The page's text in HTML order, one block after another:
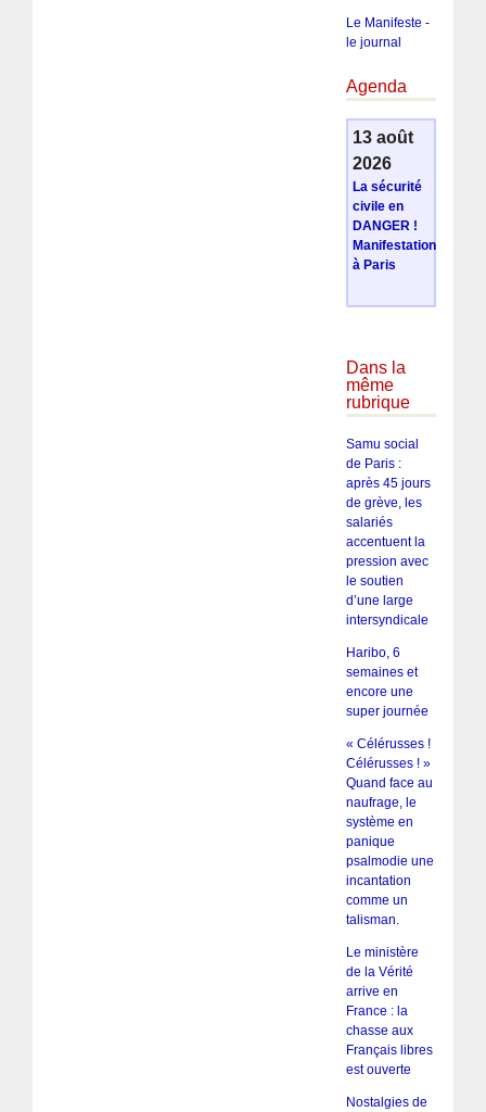
Le Manifeste -
le journal
Agenda
13 août
2026
La sécurité
civile en
DANGER !
Manifestation
à Paris
Dans la
même
rubrique
Samu social
de Paris :
après 45 jours
de grève, les
salariés
accentuent la
pression avec
le soutien
d’une large
intersyndicale
Haribo, 6
semaines et
encore une
super journée
« Célérusses !
Célérusses ! »
Quand face au
naufrage, le
système en
panique
psalmodie une
incantation
comme un
talisman.
Le ministère
de la Vérité
arrive en
France : la
chasse aux
Français libres
est ouverte
Nostalgies de